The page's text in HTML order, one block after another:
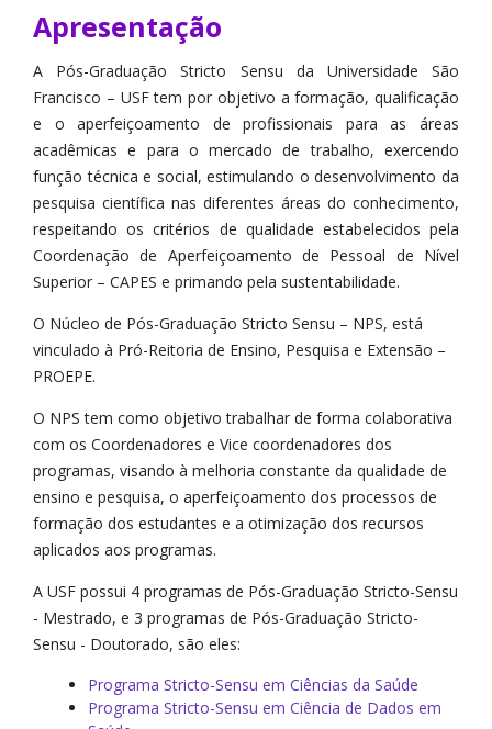
> Editais
Apresentação
A Pós-Graduação Stricto Sensu da Universidade São
Francisco – USF tem por objetivo a formação, qualificação
e o aperfeiçoamento de profissionais para as áreas
acadêmicas e para o mercado de trabalho, exercendo
função técnica e social, estimulando o desenvolvimento da
pesquisa científica nas diferentes áreas do conhecimento,
respeitando os critérios de qualidade estabelecidos pela
Coordenação de Aperfeiçoamento de Pessoal de Nível
Superior – CAPES e primando pela sustentabilidade.
O Núcleo de Pós-Graduação Stricto Sensu – NPS, está
vinculado à Pró-Reitoria de Ensino, Pesquisa e Extensão –
PROEPE.
O NPS tem como objetivo trabalhar de forma colaborativa
com os Coordenadores e Vice coordenadores dos
programas, visando à melhoria constante da qualidade de
ensino e pesquisa, o aperfeiçoamento dos processos de
formação dos estudantes e a otimização dos recursos
aplicados aos programas.
A USF possui 4 programas de Pós-Graduação Stricto-Sensu
- Mestrado, e 3 programas de Pós-Graduação Stricto-
Sensu - Doutorado, são eles:
Programa Stricto-Sensu em Ciências da Saúde
Programa Stricto-Sensu em Ciência de Dados em